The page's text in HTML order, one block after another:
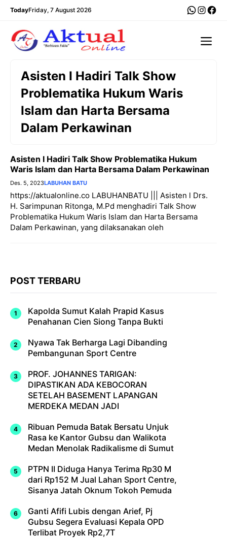
Langsung
TodayFriday, 7 August 2026
Asisten I Hadiri Talk Show
Problematika Hukum Waris
Islam dan Harta Bersama
Dalam Perkawinan
Asisten I Hadiri Talk Show Problematika Hukum
Waris Islam dan Harta Bersama Dalam Perkawinan
Des. 5, 2023LABUHAN BATU
https://aktualonline.co LABUHANBATU ||| Asisten l Drs.
H. Sarimpunan Ritonga, M.Pd menghadiri Talk Show
Problematika Hukum Waris Islam dan Harta Bersama
Dalam Perkawinan, yang dilaksanakan oleh
POST TERBARU
Kapolda Sumut Kalah Prapid Kasus
Penahanan Cien Siong Tanpa Bukti
Nyawa Tak Berharga Lagi Dibanding
Pembangunan Sport Centre
PROF. JOHANNES TARIGAN:
DIPASTIKAN ADA KEBOCORAN
SETELAH BASEMENT LAPANGAN
MERDEKA MEDAN JADI
Ribuan Pemuda Batak Bersatu Unjuk
Rasa ke Kantor Gubsu dan Walikota
Medan Menolak Radikalisme di Sumut
PTPN II Diduga Hanya Terima Rp30 M
dari Rp152 M Jual Lahan Sport Centre,
Sisanya Jatah Oknum Tokoh Pemuda
Ganti Afifi Lubis dengan Arief, Pj
Gubsu Segera Evaluasi Kepala OPD
Terlibat Proyek Rp2,7T